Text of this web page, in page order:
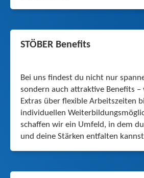
STÖBER Benefits
Bei uns findest du nicht nur
sondern auch attraktive Benefits –
Extras über flexible Arbeitszeiten
individuellen
schaffen wir ein Umfeld, in dem
und deine Stärken entfalten